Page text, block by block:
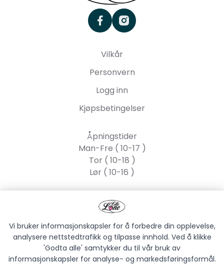
facebookinstagram
Vilkår
Personvern
Logg inn
Kjøpsbetingelser
Åpningstider
Man-Fre ( 10-17 )
Tor ( 10-18 )
Lør ( 10-16 )
Strandgata 55, 2317
Hamar
Vi bruker informasjonskapsler for å forbedre din opplevelse,
analysere nettstedtrafikk og tilpasse innhold. Ved å klikke
'Godta alle' samtykker du til vår bruk av
informasjonskapsler for analyse- og markedsføringsformål.